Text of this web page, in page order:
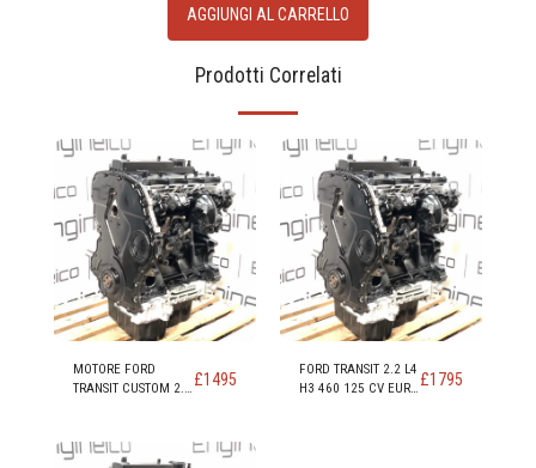
AGGIUNGI AL CARRELLO
Prodotti Correlati
MOTORE FORD
TRANSIT CUSTOM 2.2 £1495
FORD TRANSIT 2.2 L4
H3 460 125 CV EURO £1795